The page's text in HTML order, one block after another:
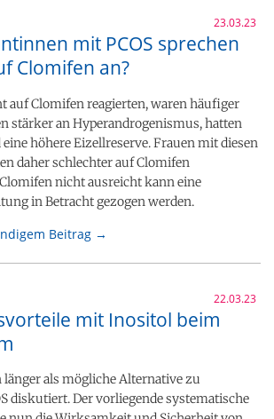
23.03.23
mit PCOS sprechen
Clomifen an?
auf Clomifen reagierten, waren häufiger
stärker an Hyperandrogenismus, hatten
höhere Eizellreserve. Frauen mit diesen
daher schlechter auf Clomifen
nicht ausreicht kann eine
in Betracht gezogen werden.
Beitrag →
22.03.23
mit Inositol beim
als mögliche Alternative zu
diskutiert. Der vorliegende systematische